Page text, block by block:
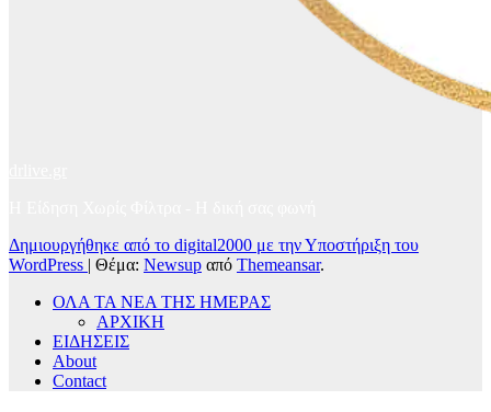
Δημιουργήθηκε από το digital2000 με την Υποστήριξη του
WordPress | Θέμα: Newsup από Themeansar.
ΟΛΑ ΤΑ ΝΕΑ ΤΗΣ ΗΜΕΡΑΣ
ΑΡΧΙΚΗ
ΕΙΔΗΣΕΙΣ
About
Contact